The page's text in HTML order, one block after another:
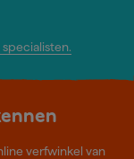
verfwinkel van